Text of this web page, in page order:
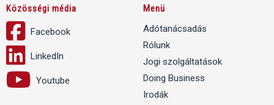
Közösségi média
Facebook
LinkedIn
Youtube
Menü
Adótanácsadás
Rólunk
Jogi szolgáltatások
Doing Business
Irodák